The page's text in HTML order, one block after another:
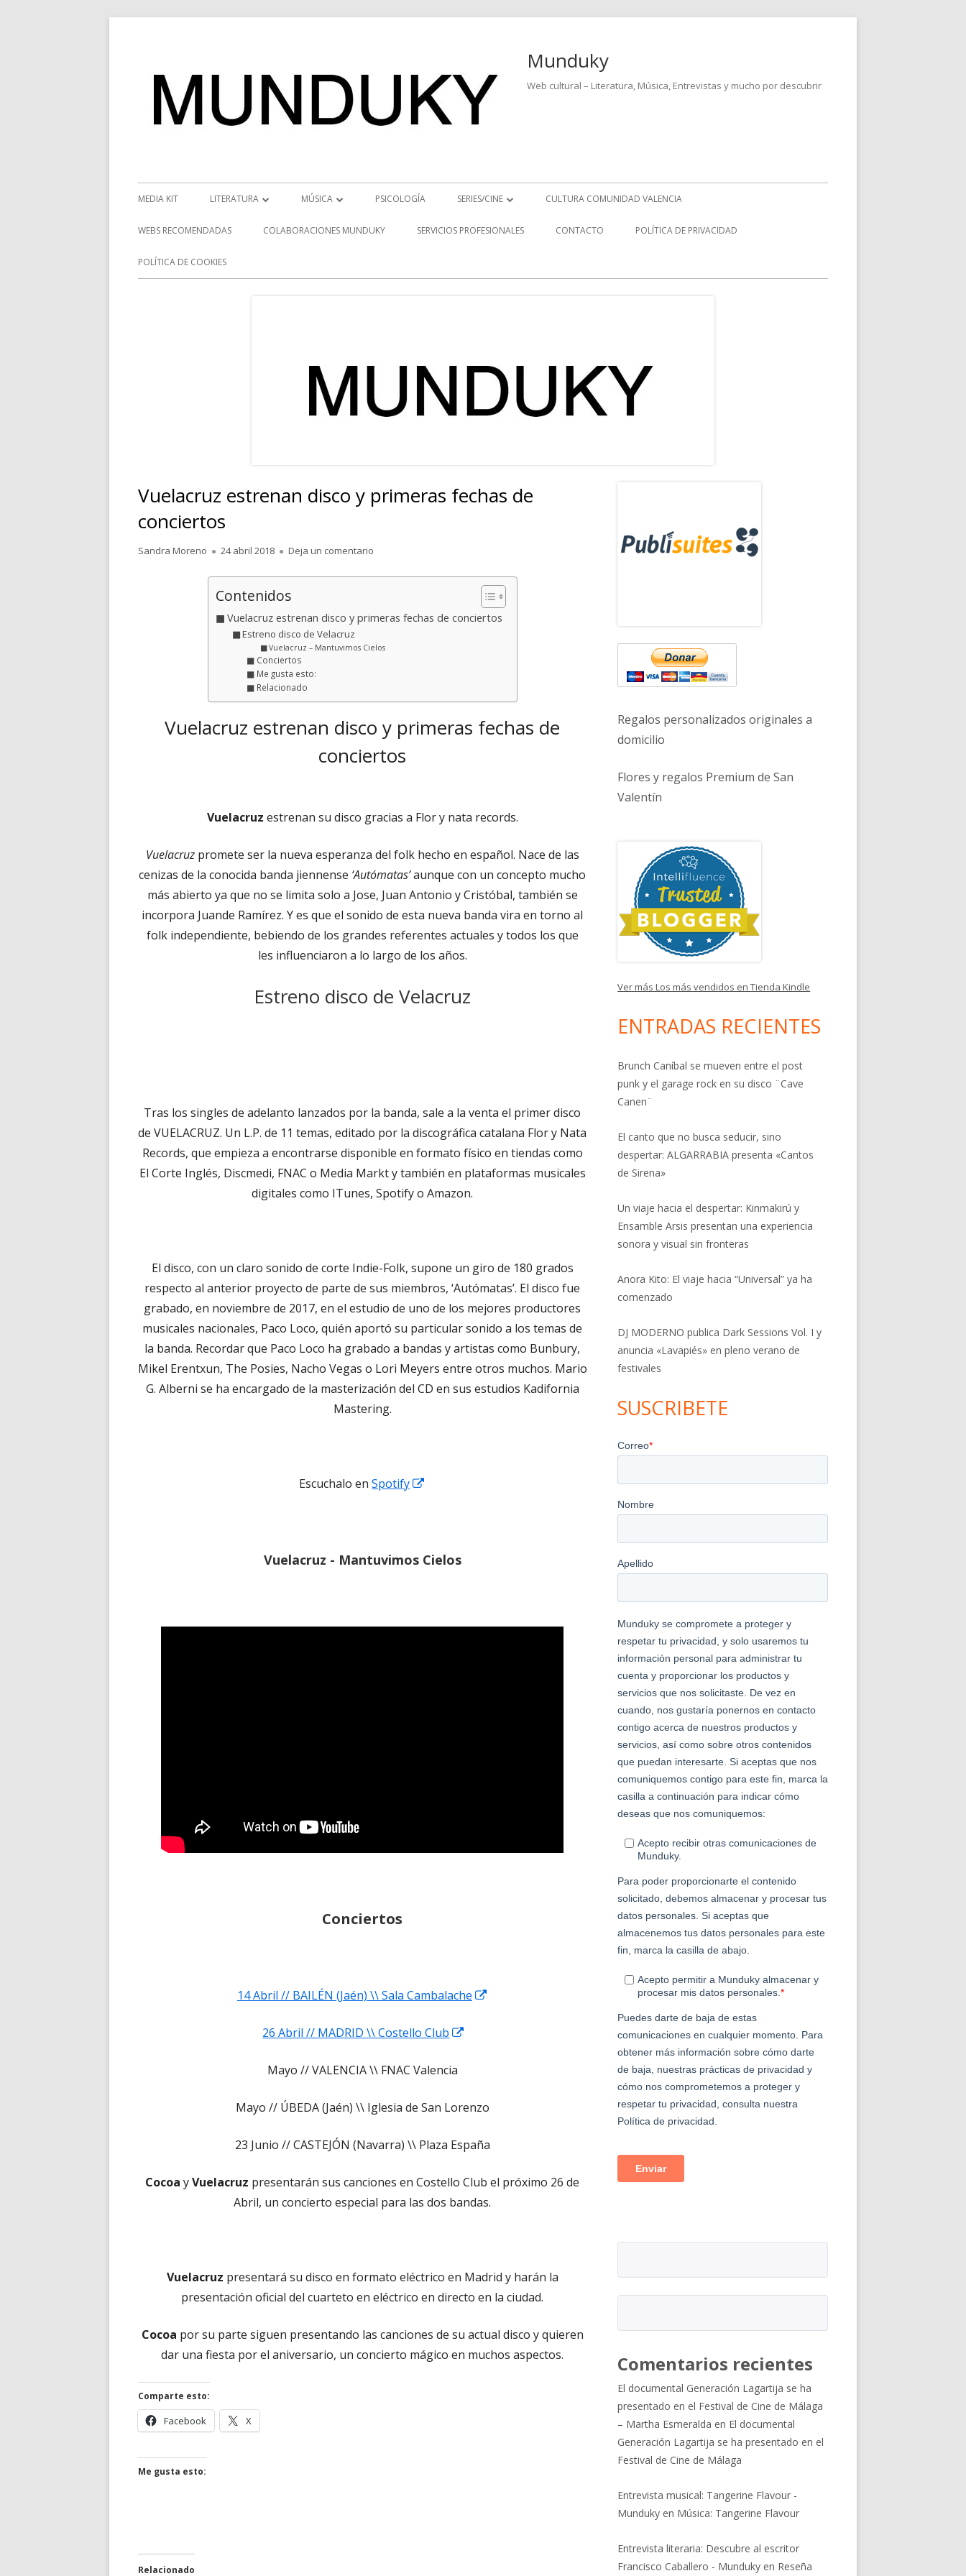
Munduky
Web cultural – Literatura, Música, Entrevistas y mucho por descubrir
Menú
principal
MEDIA KIT LITERATURA
RESEÑAS
NOVEDADES
MÚSICA
NOTICIAS MUSICALES
PSICOLOGÍA SERIES/CINE
SERIES
CULTURA COMUNIDAD VALENCIA
WEBS RECOMENDADAS COLABORACIONES MUNDUKY SERVICIOS PROFESIONALES CONTACTO POLÍTICA DE PRIVACIDAD
POLÍTICA DE COOKIES
Vuelacruz estrenan disco y primeras fechas de
conciertos
Autor
Sandra Moreno
Publicado
24 abril 2018 Deja un comentario para Vuelacruz estrenan disco y primeras fechas de conciertos
Contenidos
Vuelacruz estrenan disco y primeras fechas de conciertos
Estreno disco de Velacruz
Vuelacruz – Mantuvimos Cielos
Conciertos
Me gusta esto:
Relacionado
Vuelacruz estrenan disco y primeras fechas de
conciertos
Vuelacruz estrenan su disco gracias a Flor y nata records.
Vuelacruz promete ser la nueva esperanza del folk hecho en español. Nace de las
cenizas de la conocida banda jiennense ‘Autómatas’aunque con un concepto mucho
más abierto ya que no se limita solo a Jose, Juan Antonio y Cristóbal, también se
incorpora Juande Ramírez. Y es que el sonido de esta nueva banda vira en torno al
folk independiente, bebiendo de los grandes referentes actuales y todos los que
les influenciaron a lo largo de los años.
Estreno disco de Velacruz
Tras los singles de adelanto lanzados por la banda, sale a la venta el primer disco
de VUELACRUZ. Un L.P. de 11 temas, editado por la discográfica catalana Flor y Nata
Records, que empieza a encontrarse disponible en formato físico en tiendas como
El Corte Inglés, Discmedi, FNAC o Media Markt y también en plataformas musicales
digitales como ITunes, Spotify o Amazon.
El disco, con un claro sonido de corte Indie-Folk, supone un giro de 180 grados
respecto al anterior proyecto de parte de sus miembros, ‘Autómatas’. El disco fue
grabado, en noviembre de 2017, en el estudio de uno de los mejores productores
musicales nacionales, Paco Loco, quién aportó su particular sonido a los temas de
la banda. Recordar que Paco Loco ha grabado a bandas y artistas como Bunbury,
Mikel Erentxun, The Posies, Nacho Vegas o Lori Meyers entre otros muchos. Mario
G. Alberni se ha encargado de la masterización del CD en sus estudios Kadifornia
Mastering.
Escuchalo enSpotify
nueva
Vuelacruz - Mantuvimos Cielos
Conciertos
14 Abril // BAILÉN (Jaén) \\ Sala Cambalache
26 Abril // MADRID \\ Costello Club
nueva
Mayo // VALENCIA \\ FNAC Valencia
Mayo // ÚBEDA (Jaén) \\ Iglesia de San Lorenzo
23 Junio // CASTEJÓN (Navarra) \\ Plaza España
Cocoa yVuelacruz presentarán sus canciones en Costello Club el próximo 26 de
Abril, un concierto especial para las dos bandas.
Vuelacruz presentará su disco en formato eléctrico en Madrid y harán la
presentación oficial del cuarteto en eléctrico en directo en la ciudad.
Cocoa por su parte siguen presentando las canciones de su actual disco y quieren
dar una fiesta por el aniversario, un concierto mágico en muchos aspectos.
Comparte esto:
Facebook
Abrir
en
X
en
Me gusta esto:
Relacionado
lateral
principal
Regalos personalizados originales a
domicilio
Flores y regalos Premium de San
Valentín
Ver más Los más vendidos en Tienda Kindle
ENTRADAS RECIENTES
Brunch Caníbal se mueven entre el post
punk y el garage rock en su disco ¨Cave
Canen¨
El canto que no busca seducir, sino
despertar: ALGARRABIA presenta «Cantos
de Sirena»
Un viaje hacia el despertar: Kinmakirú y
Ensamble Arsis presentan una experiencia
sonora y visual sin fronteras
Anora Kito: El viaje hacia “Universal” ya ha
comenzado
DJ MODERNO publica Dark Sessions Vol. I y
anuncia «Lavapiés» en pleno verano de
festivales
SUSCRIBETE
Comentarios recientes
El documental Generación Lagartija se ha
presentado en el Festival de Cine de Málaga
– Martha Esmeralda en El documental
Generación Lagartija se ha presentado en el
Festival de Cine de Málaga
Entrevista musical: Tangerine Flavour -
Munduky en Música: Tangerine Flavour
Entrevista literaria: Descubre al escritor
Francisco Caballero - Munduky en Reseña